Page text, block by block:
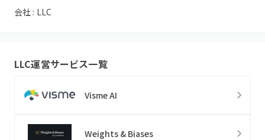
会社 : LLC
LLC運営サービス一覧
Visme AI
Weights & Biases